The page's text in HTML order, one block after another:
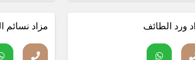
منتهي
ورد الطائف مزاد منتهي
مزاد نسائم